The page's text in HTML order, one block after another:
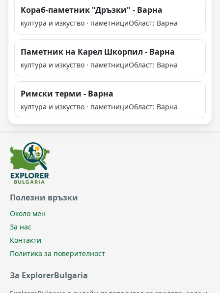
Кораб-паметник "Дръзки" - Варна
култура и изкуство · паметнициОбласт: Варна
Паметник на Карел Шкорпил - Варна
култура и изкуство · паметнициОбласт: Варна
Римски терми - Варна
култура и изкуство · паметнициОбласт: Варна
Полезни връзки
Около мен
За нас
Контакти
Политика за поверителност
За ExplorerBulgaria